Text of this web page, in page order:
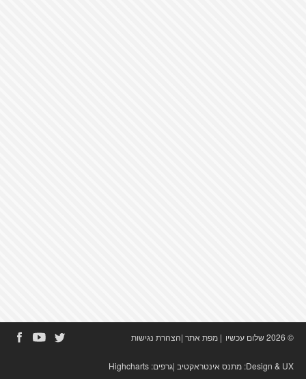
© 2026 שלום עכשיו | מפת אתר|הצהרת נגישות
Design & UX: מתנס אינטראקטיב|גרפים: Highcharts